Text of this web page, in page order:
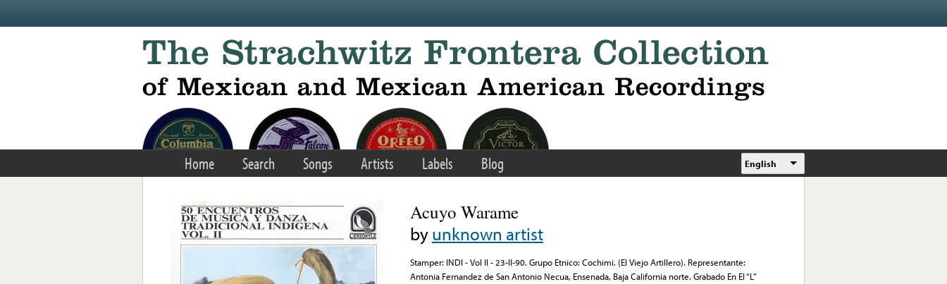
Home Search Songs Artists Labels Blog English
Acuyo Warame
byunknown artist
Stamper: INDI - Vol II - 23-II-90. Grupo Etnico: Cochimi. (El Viejo Artillero). Representante:
Antonia Fernandez de San Antonio Necua, Ensenada, Baja California norte. Grabado En El “L”